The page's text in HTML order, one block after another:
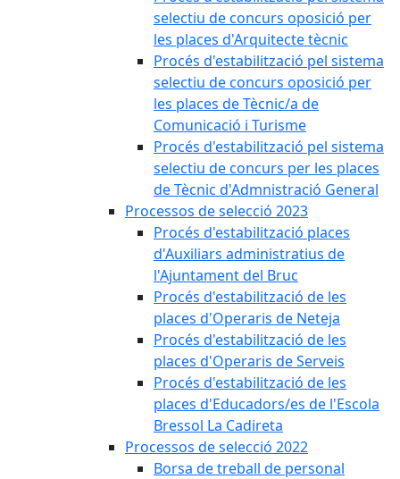
selectiu de concurs oposició per
les places d'Arquitecte tècnic
Procés d'estabilització pel sistema
selectiu de concurs oposició per
les places de Tècnic/a de
Comunicació i Turisme
Procés d'estabilització pel sistema
selectiu de concurs per les places
de Tècnic d'Admnistració General
Processos de selecció 2023
Procés d'estabilització places
d'Auxiliars administratius de
l'Ajuntament del Bruc
Procés d'estabilització de les
places d'Operaris de Neteja
Procés d'estabilització de les
places d'Operaris de Serveis
Procés d'estabilització de les
places d'Educadors/es de l'Escola
Bressol La Cadireta
Processos de selecció 2022
Borsa de treball de personal